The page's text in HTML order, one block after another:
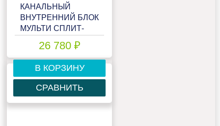
КАНАЛЬНЫЙ
ВНУТРЕННИЙ БЛОК
МУЛЬТИ СПЛИТ-
MULTI MATCH LAC-
09ADIM
26 780 ₽
В КОРЗИНУ
СРАВНИТЬ